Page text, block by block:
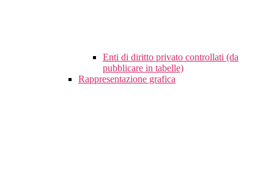
Enti di diritto privato controllati (da
pubblicare in tabelle)
Rappresentazione grafica